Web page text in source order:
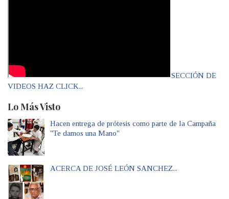
SECCIÓN DE
VIDEOS HAZ CLICK...
Lo Más Visto
Hacen entrega de prótesis como parte de la Campaña
"Te damos una Mano"
ACERCA DE JOSÉ LEÓN SANCHEZ...